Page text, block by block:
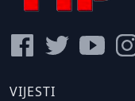
VIJESTI